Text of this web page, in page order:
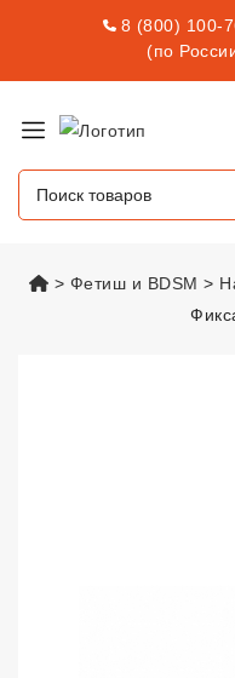
8 (800) 100-
(по
vsexshop.ru
Фетиш и BDSM